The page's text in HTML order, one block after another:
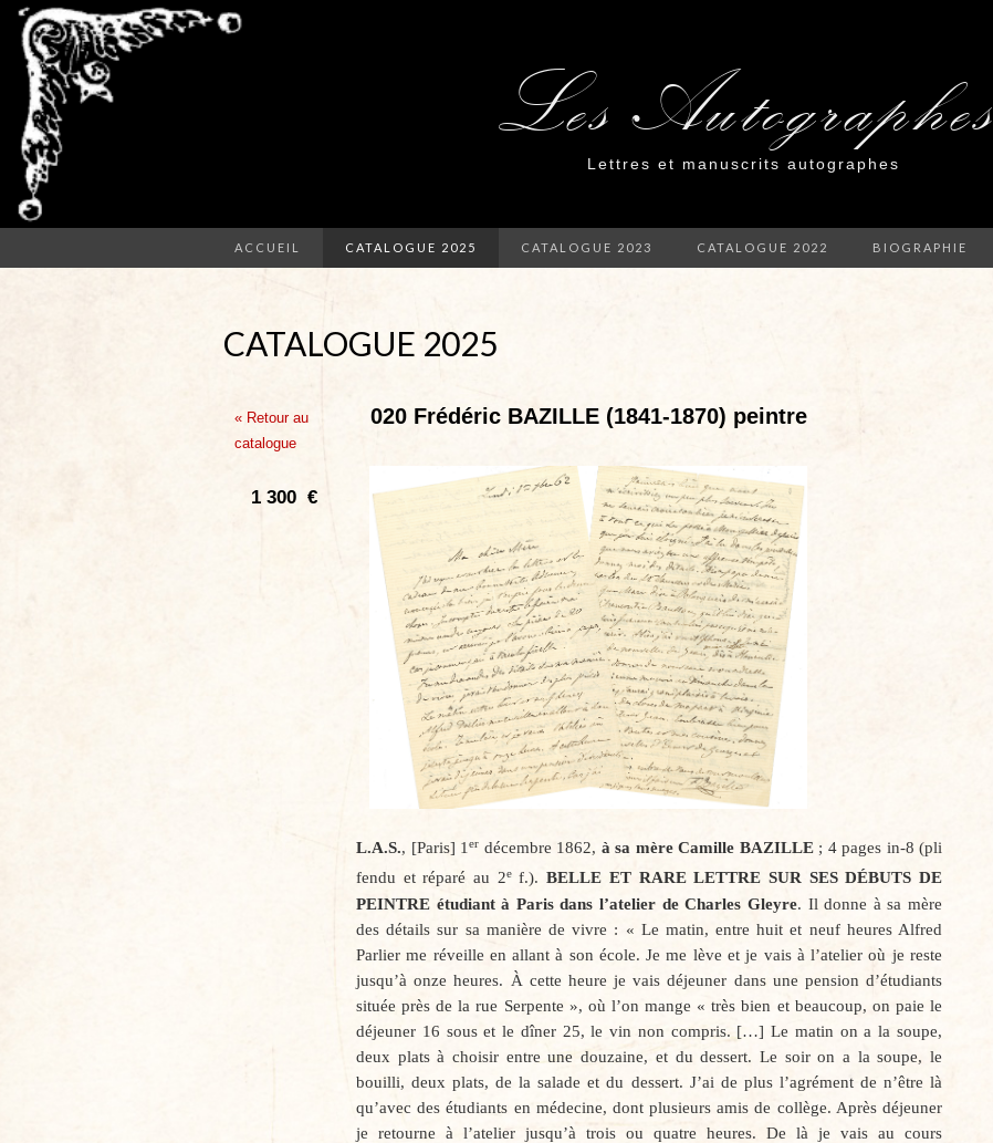
Les Autographes
Lettres et manuscrits autographes
ACCUEIL CATALOGUE 2025 CATALOGUE 2023 CATALOGUE 2022 BIOGRAPHIE
CATALOGUE 2025
« Retour au
catalogue
020 Frédéric BAZILLE (1841-1870) peintre
L.A.S., [Paris] 1er décembre 1862, à sa mère Camille BAZILLE; 4 pages in-8 (pli
fendu et réparé au 2ef.).BELLE ET RARE LETTRE SUR SES DÉBUTS DE
PEINTRE étudiant à Paris dans l’atelier de Charles Gleyre. Il donne à sa mère
des détails sur sa manière de vivre : « Le matin, entre huit et neuf heures Alfred
Parlier me réveille en allant à son école. Je me lève et je vais à l’atelier où je reste
jusqu’à onze heures. À cette heure je vais déjeuner dans une pension d’étudiants
située près de la rue Serpente », où l’on mange « très bien et beaucoup, on paie le
déjeuner 16 sous et le dîner 25, le vin non compris. […] Le matin on a la soupe,
deux plats à choisir entre une douzaine, et du dessert. Le soir on a la soupe, le
bouilli, deux plats, de la salade et du dessert. J’ai de plus l’agrément de n’être là
qu’avec des étudiants en médecine, dont plusieurs amis de collège. Après déjeuner
je retourne à l’atelier jusqu’à trois ou quatre heures. De là je vais au cours
1 300 €